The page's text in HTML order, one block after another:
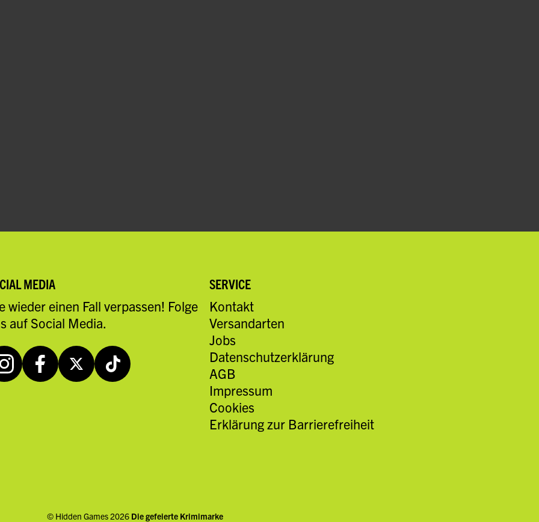
MEDIA
wieder einen Fall verpassen! Folge
auf Social Media.
SERVICE
Kontakt
Versandarten
Jobs
Datenschutzerklärung
AGB
Impressum
Cookies
Erklärung zur Barrierefreiheit
© Hidden Games 2026 Die gefeierte Krimimarke